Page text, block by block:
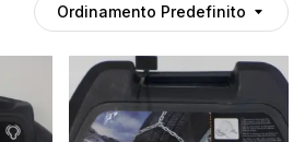
Ordinamento Predefinito